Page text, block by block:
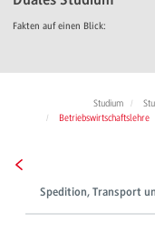
Fakten auf einen Blick:
Studium
Betriebswirtschaftslehre
Spedition, Transport